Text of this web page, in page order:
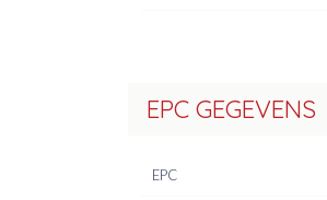
EPC GEGEVENS
EPC